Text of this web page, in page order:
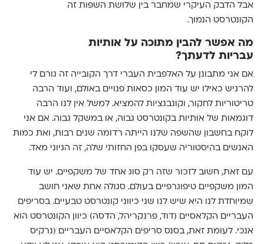
אבל הדבק העיקרי שמחבר בין שלושת השפות זה
הקונטרסט הנמוך.
מה אפשר להבין מתוכה על אותיות
עבריות לדעתך?
אם אני מתבונן על האלפבית העברי דרך הקובייה זה גורם לי
להרגיש כאילו יש עוד המון כסאות פנויים באולם, ועוד הרבה
טריטוריות לחקור, וקונבנציות להמציא. למשל אין לנו הרבה
דוגמאות של אותיות בקונטרסט גבוה, או במשקל גבוה. אם אני
לוקח בחשבון שהשפה שלנו הייתה רדומה שנים רבות, ואת כמות
האנשים בהיסטוריה שעסקו בפן החזותי שלה, זה הגיוני מאד.
עם זאת, חשוב לזכור שזה רק סוג אחד של משקפיים. יש עוד
המון משקפיים טיפוגרפיים בעולם. סגולה אחת שאני חושב
שמיוחדת לנו היא שיש לנו שני כיווני קונטרסט טבעיים. בסריפים
העבריים הקלאסיים (דוד, פרנקריהל, הדסה) כיוון הקונטרסט הוא
אנכי. לעומת זאת, בסנס סריפים הקלאסיים העבריים (נרקיס